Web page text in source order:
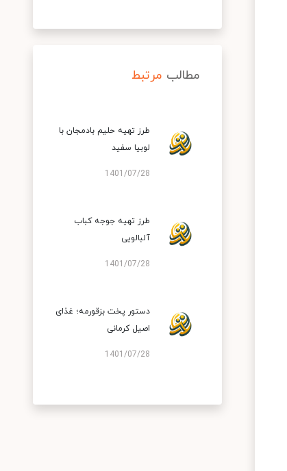
مطالب مرتبط
طرز تهیه حلیم بادمجان با
لوبیا سفید
1401/07/28
طرز تهیه جوجه کباب
آلبالویی
1401/07/28
دستور پخت بزقورمه؛ غذای
اصیل کرمانی
1401/07/28